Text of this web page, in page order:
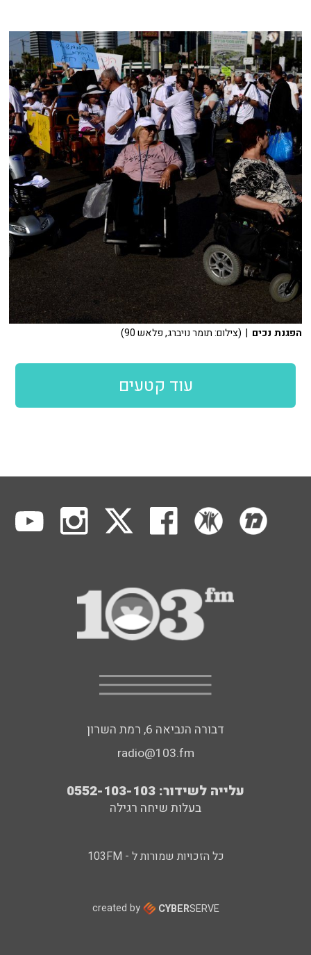
הפגנת נכים | (צילום: תומר נויברג, פלאש 90)
עוד קטעים
דבורה הנביאה 6, רמת השרון
radio@103.fm
עלייה לשידור: 0552-103-103
בעלות שיחה רגילה
כל הזכויות שמורות ל - 103FM
created by CYBERSERVE